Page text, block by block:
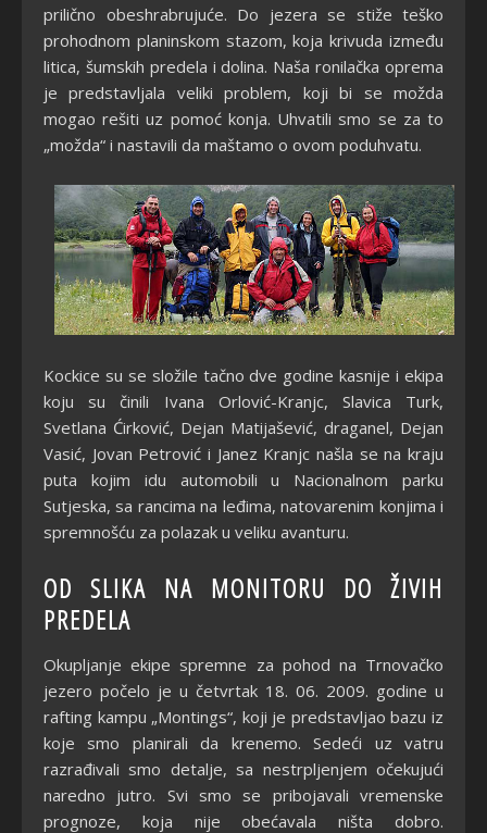
prilično obeshrabrujuće. Do jezera se stiže teško
prohodnom planinskom stazom, koja krivuda između
litica, šumskih predela i dolina. Naša ronilačka oprema
je predstavljala veliki problem, koji bi se možda
mogao rešiti uz pomoć konja. Uhvatili smo se za to
„možda“ i nastavili da maštamo o ovom poduhvatu.
Kockice su se složile tačno dve godine kasnije i ekipa
koju su činili Ivana Orlović-Kranjc, Slavica Turk,
Svetlana Ćirković, Dejan Matijašević, draganel, Dejan
Vasić, Jovan Petrović i Janez Kranjc našla se na kraju
puta kojim idu automobili u Nacionalnom parku
Sutjeska, sa rancima na leđima, natovarenim konjima i
spremnošću za polazak u veliku avanturu.
OD SLIKA NA MONITORU DO ŽIVIH
PREDELA
Okupljanje ekipe spremne za pohod na Trnovačko
jezero počelo je u četvrtak 18. 06. 2009. godine u
rafting kampu „Montings“, koji je predstavljao bazu iz
koje smo planirali da krenemo. Sedeći uz vatru
razrađivali smo detalje, sa nestrpljenjem očekujući
naredno jutro. Svi smo se pribojavali vremenske
prognoze, koja nije obećavala ništa dobro.